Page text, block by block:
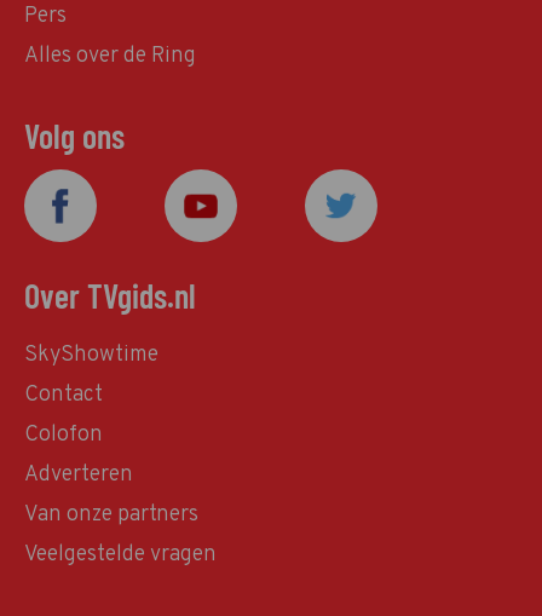
Pers
Alles over de Ring
Volg ons
Over TVgids.nl
SkyShowtime
Contact
Colofon
Adverteren
Van onze partners
Veelgestelde vragen